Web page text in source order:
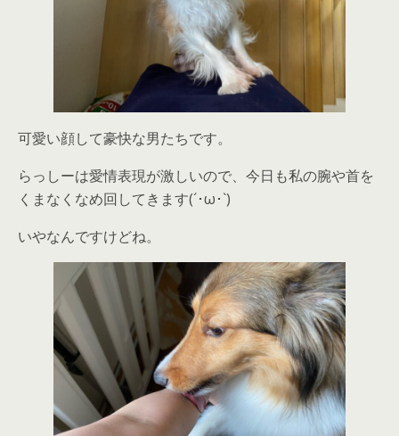
可愛い顔して豪快な男たちです。
らっしーは愛情表現が激しいので、今日も私の腕や首を
くまなくなめ回してきます(´･ω･`)
いやなんですけどね。